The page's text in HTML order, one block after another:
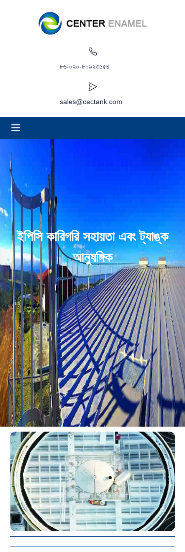
৮৬-০২০-৮০৯২৩৫৫৪
sales@cectank.com
ইপিসি কারিগরি সহায়তা এবং ট্যাঙ্ক
আনুষঙ্গিক
অ্যাপ্লিকেশন
অনুরোধ উদ্ধৃতি
খবর